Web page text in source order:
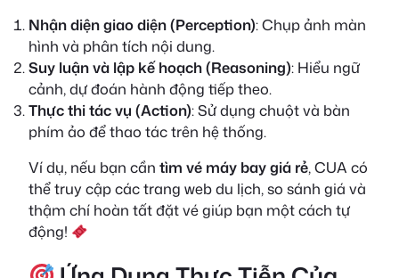
Nhận diện giao diện (Perception): Chụp ảnh màn
hình và phân tích nội dung.
Suy luận và lập kế hoạch (Reasoning): Hiểu ngữ
cảnh, dự đoán hành động tiếp theo.
Thực thi tác vụ (Action): Sử dụng chuột và bàn
phím ảo để thao tác trên hệ thống.
Ví dụ, nếu bạn cần tìm vé máy bay giá rẻ, CUA có
thể truy cập các trang web du lịch, so sánh giá và
thậm chí hoàn tất đặt vé giúp bạn một cách tự
động!